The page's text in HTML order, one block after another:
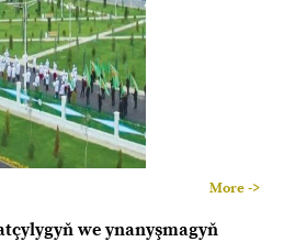
More ->
we ynanyşmagyň